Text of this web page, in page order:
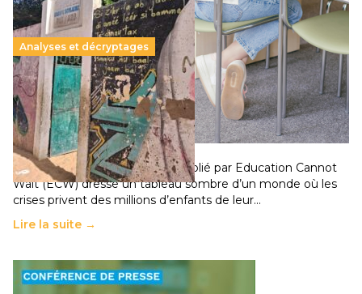
Analyses et décryptages
258 millions d’enfants victimes de la guerre, des
chocs climatiques et des déplacements de
population
11 juillet 2026- National
Un nouveau rapport mondial publié par Education Cannot
Wait (ECW) dresse un tableau sombre d’un monde où les
crises privent des millions d’enfants de leur…
Lire la suite →